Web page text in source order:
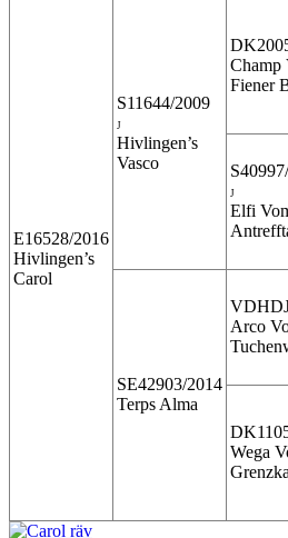
E16528/2016
Hivlingen’s
Carol
S11644/2009
J
Hivlingen’s
Vasco
Champ
Fiener
J
Elfi
SE42903/2014
Terps Alma
Arco
Wega